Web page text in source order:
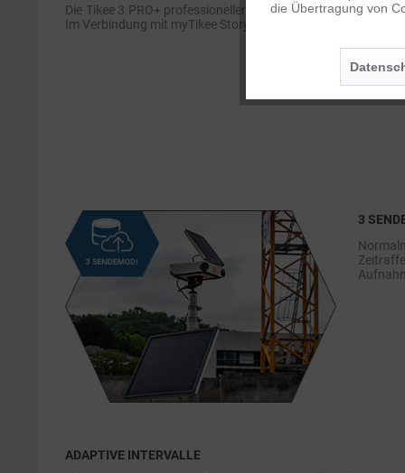
Die Tikee 3 PRO+ professioneller Zeitraffer Kamera ist mit
Im Verbindung mit myTikee Storytelling, navigieren Sie auf a
3
ADAPTIVE INTERVALLE
Personalisierung
Service
die Übertragung von